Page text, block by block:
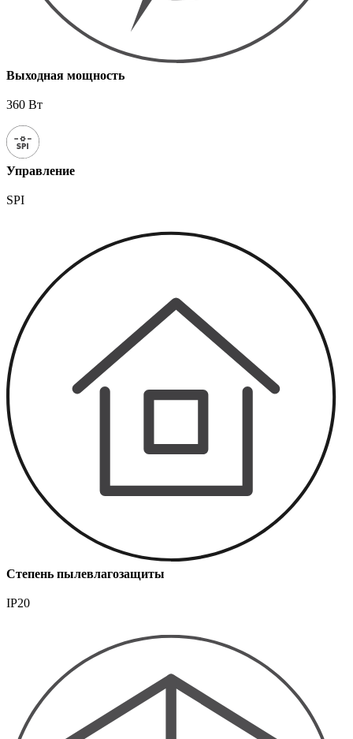
Выходная мощность
360 Вт
Управление
SPI
Степень пылевлагозащиты
IP20